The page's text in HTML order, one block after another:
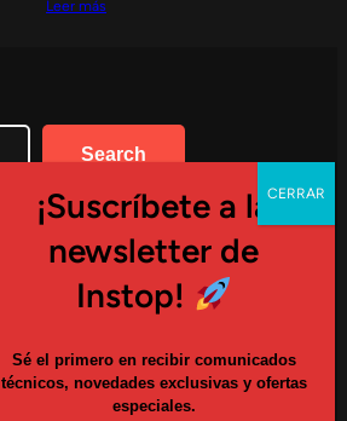
Leer más
Search
CONTÁCTANOS
¡Suscríbete a la
newsletter de
Instop!
Sé el primero en recibir comunicados
técnicos, novedades exclusivas y ofertas
especiales.